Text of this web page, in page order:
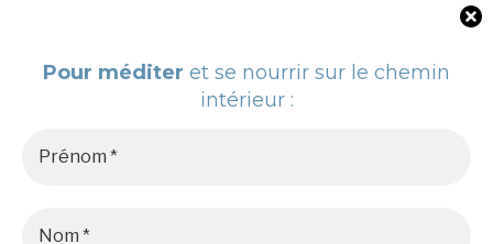
Pour méditer et se nourrir sur le chemin
intérieur :
Politique de confidentialité
Fièrement propulsé par